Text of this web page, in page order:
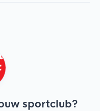
sportclub?